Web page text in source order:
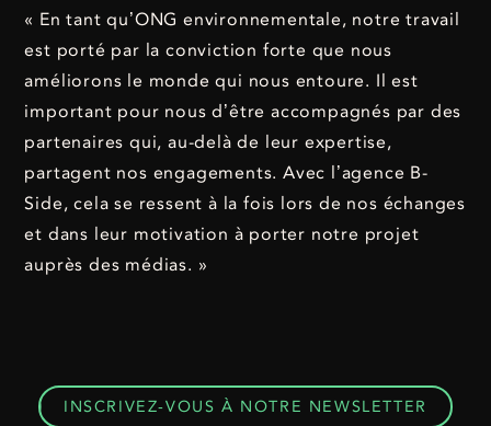
« En tant qu’ONG environnementale, notre travail
est porté par la conviction forte que nous
améliorons le monde qui nous entoure. Il est
important pour nous d’être accompagnés par des
partenaires qui, au-delà de leur expertise,
partagent nos engagements. Avec l’agence B-
Side, cela se ressent à la fois lors de nos échanges
et dans leur motivation à porter notre projet
auprès des médias. »
INSCRIVEZ-VOUS À NOTRE NEWSLETTER